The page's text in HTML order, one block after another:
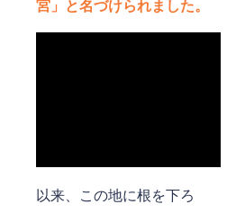
宮」と名づけられました。
以来、この地に根を下ろ